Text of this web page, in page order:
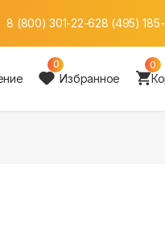
8 (800) 301-22-628 (495)
0
Избранное
0